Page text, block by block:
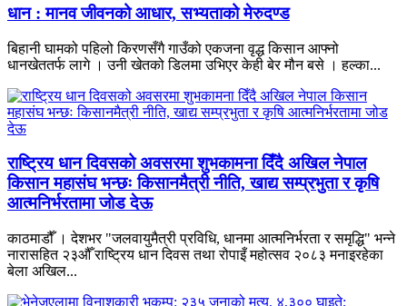
धान : मानव जीवनको आधार, सभ्यताको मेरुदण्ड
बिहानी घामको पहिलो किरणसँगै गाउँको एकजना वृद्ध किसान आफ्नो
धानखेततर्फ लागे । उनी खेतको डिलमा उभिएर केही बेर मौन बसे । हल्का...
राष्ट्रिय धान दिवसको अवसरमा शुभकामना दिँदै अखिल नेपाल
किसान महासंघ भन्छः किसानमैत्री नीति, खाद्य सम्प्रभुता र कृषि
आत्मनिर्भरतामा जोड देऊ
काठमाडौँ । देशभर "जलवायुमैत्री प्रविधि, धानमा आत्मनिर्भरता र समृद्धि" भन्ने
नारासहित २३औँ राष्ट्रिय धान दिवस तथा रोपाइँ महोत्सव २०८३ मनाइरहेका
बेला अखिल...